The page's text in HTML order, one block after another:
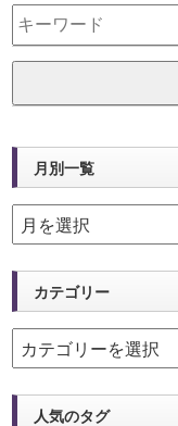
月別一覧
カテゴリー
人気のタグ